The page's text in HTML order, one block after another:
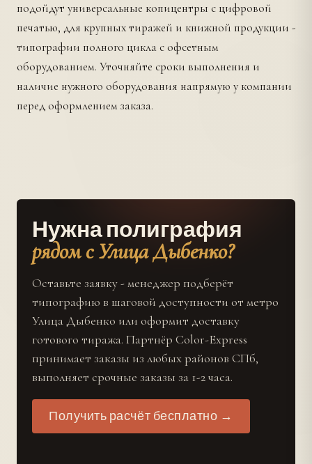
подойдут универсальные копицентры с цифровой
печатью, для крупных тиражей и книжной продукции -
типографии полного цикла с офсетным
оборудованием. Уточняйте сроки выполнения и
наличие нужного оборудования напрямую у компании
перед оформлением заказа.
Нужна полиграфия
рядом с Улица Дыбенко?
Оставьте заявку - менеджер подберёт
типографию в шаговой доступности от метро
Улица Дыбенко или оформит доставку
готового тиража. Партнёр Color-Express
принимает заказы из любых районов СПб,
выполняет срочные заказы за 1-2 часа.
Получить расчёт бесплатно →